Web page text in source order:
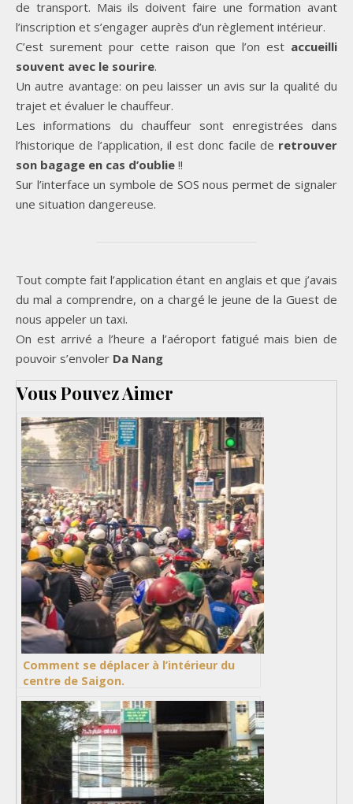
de transport. Mais ils doivent faire une formation avant
l’inscription et s’engager auprès d’un règlement intérieur.
C’est surement pour cette raison que l’on est accueilli
souvent avec le sourire.
Un autre avantage: on peu laisser un avis sur la qualité du
trajet et évaluer le chauffeur.
Les informations du chauffeur sont enregistrées dans
l’historique de l’application, il est donc facile de retrouver
son bagage en cas d’oublie !!
Sur l’interface un symbole de SOS nous permet de signaler
une situation dangereuse.
Tout compte fait l’application étant en anglais et que j’avais
du mal a comprendre, on a chargé le jeune de la Guest de
nous appeler un taxi.
On est arrivé a l’heure a l’aéroport fatigué mais bien de
pouvoir s’envoler Da Nang
Vous Pouvez Aimer
Comment se déplacer à l’intérieur du
centre de Saigon.